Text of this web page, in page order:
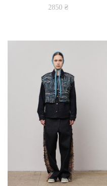
2850₴
має
кілька
варіантів.
Параметри
можна
вибрати
на
сторінці
товару